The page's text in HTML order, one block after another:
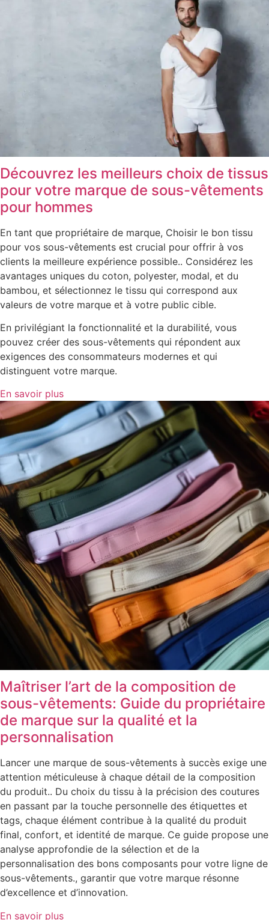
Découvrez les meilleurs choix de tissus
pour votre marque de sous-vêtements
pour hommes
En tant que propriétaire de marque, Choisir le bon tissu
pour vos sous-vêtements est crucial pour offrir à vos
clients la meilleure expérience possible.. Considérez les
avantages uniques du coton, polyester, modal, et du
bambou, et sélectionnez le tissu qui correspond aux
valeurs de votre marque et à votre public cible.
En privilégiant la fonctionnalité et la durabilité, vous
pouvez créer des sous-vêtements qui répondent aux
exigences des consommateurs modernes et qui
distinguent votre marque.
En savoir plus
Maîtriser l’art de la composition de
sous-vêtements: Guide du propriétaire
de marque sur la qualité et la
personnalisation
Lancer une marque de sous-vêtements à succès exige une
attention méticuleuse à chaque détail de la composition
du produit.. Du choix du tissu à la précision des coutures
en passant par la touche personnelle des étiquettes et
tags, chaque élément contribue à la qualité du produit
final, confort, et identité de marque. Ce guide propose une
analyse approfondie de la sélection et de la
personnalisation des bons composants pour votre ligne de
sous-vêtements., garantir que votre marque résonne
d’excellence et d’innovation.
En savoir plus